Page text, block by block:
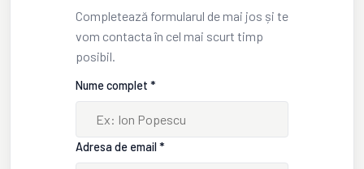
Completează formularul de mai jos și te
vom contacta în cel mai scurt timp
posibil.
Nume complet *
Adresa de email *